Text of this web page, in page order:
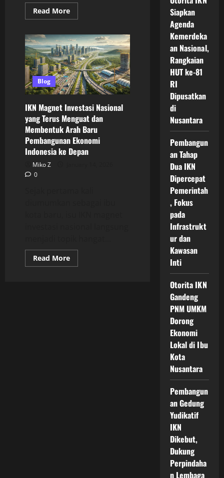
Read MoreRead
more
Investor
Asing
Di
IKN
Terbaru
Yang
Berinvestasi
Dalam
Proyek
Kota
Nusantara
Blog
IKN Magnet Investasi Nasional
yang Terus Menguat dan
Membentuk Arah Baru
Pembangunan Ekonomi
Indonesia ke Depan
Miko Z
0
Read MoreRead
more
Siapkan
Agenda
Kemerdeka
an Nasional,
Rangkaian
HUT ke-81
RI
Dipusatkan
di
Nusantara
Pembangun
an Tahap
Dua IKN
Dipercepat
Pemerintah
, Fokus
pada
Infrastrukt
ur dan
Kawasan
Inti
Otorita IKN
Gandeng
PNM UMKM
Dorong
Ekonomi
Lokal di Ibu
Kota
Nusantara
Pembangun
an Gedung
Yudikatif
IKN
Dikebut,
Dukung
Perpindaha
n Lembaga